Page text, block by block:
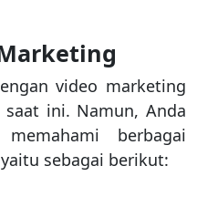
video marketing
ini. Namun, Anda
berbagai
sebagai berikut: